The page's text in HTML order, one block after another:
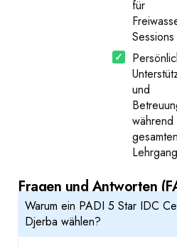
für
Sessions
und
während
gesamten
Fragen und Antworten
Warum ein PADI 5 Star IDC
Djerba wählen?